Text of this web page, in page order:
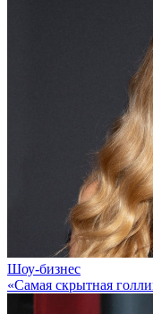
Шоу-бизнес
«Самая скрытная